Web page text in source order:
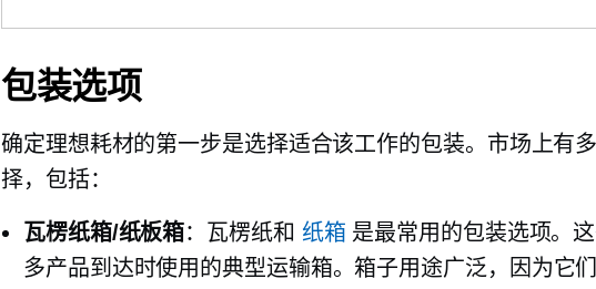
包装选项
确定理想耗材的第一步是选择适合该工作的包装。市场上有
择，包括：
瓦楞纸箱/纸板箱：瓦楞纸和 纸箱 是最常用的包装选项。
多产品到达时使用的典型运输箱。箱子用途广泛，因为它